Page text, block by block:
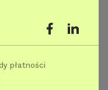
płatności